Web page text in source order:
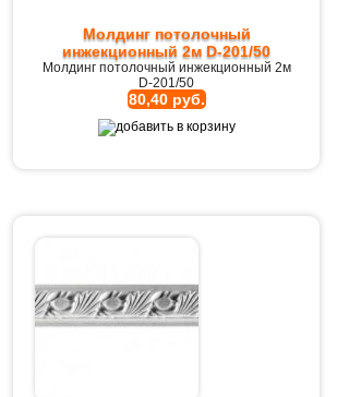
Молдинг потолочный
инжекционный 2м D-201/50
Молдинг потолочный инжекционный 2м
D-201/50
80,40 руб.